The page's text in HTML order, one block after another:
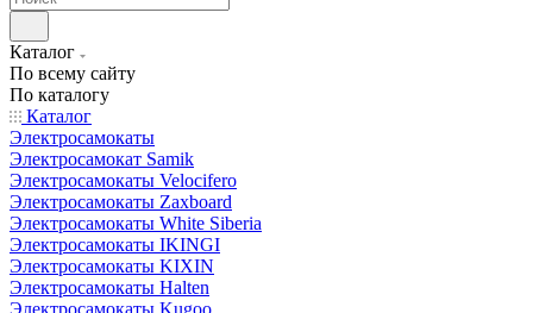
Каталог
По всему сайту
По каталогу
Каталог
Электросамокаты
Электросамокат Samik
Электросамокаты Velocifero
Электросамокаты Zaxboard
Электросамокаты White Siberia
Электросамокаты IKINGI
Электросамокаты KIXIN
Электросамокаты Halten
Электросамокаты Kugoo